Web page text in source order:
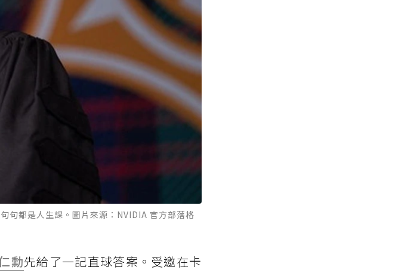
句都是人生課。圖片來源：NVIDIA 官方部落格
勳先給了一記直球答案。受邀在卡